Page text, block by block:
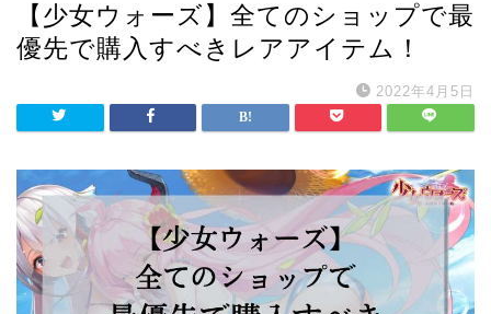
【少女ウォーズ】全てのショップで最
優先で購入すべきレアアイテム！
2022年4月5日